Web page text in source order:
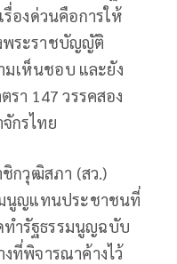
รื่องด่วนคือการให้
พระราชบัญญัติ
มเห็นชอบ และยัง
รา 147 วรรคสอง
กรไทย
กวุฒิสภา (สว.)
มนูญแทนประชาชนที่
ำรัฐธรรมนูญฉบับ
ที่พิจารณาค้างไว้